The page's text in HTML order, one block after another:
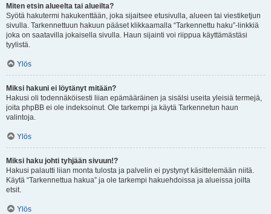
Miten etsin alueelta tai alueilta?
Syötä hakutermi hakukenttään, joka sijaitsee etusivulla, alueen tai viestiketjun
sivulla. Tarkennettuun hakuun pääset klikkaamalla “Tarkennettu haku”-linkkiä
joka on saatavilla jokaisella sivulla. Haun sijainti voi riippua käyttämästäsi
tyylistä.
Ylös
Miksi hakuni ei löytänyt mitään?
Hakusi oli todennäköisesti liian epämääräinen ja sisälsi useita yleisiä termejä,
joita phpBB ei ole indeksoinut. Ole tarkempi ja käytä Tarkennetun haun
valintoja.
Ylös
Miksi haku johti tyhjään sivuun!?
Hakusi palautti liian monta tulosta ja palvelin ei pystynyt käsittelemään niitä.
Käytä “Tarkennettua hakua” ja ole tarkempi hakuehdoissa ja alueissa joilta
etsit.
Ylös